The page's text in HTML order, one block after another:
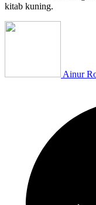
kitab kuning.
Ainur